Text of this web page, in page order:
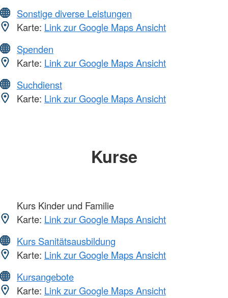
Sonstige diverse Leistungen
Karte: Link zur Google Maps Ansicht
Spenden
Karte: Link zur Google Maps Ansicht
Suchdienst
Karte: Link zur Google Maps Ansicht
Kurse
Kurs Kinder und Familie
Karte: Link zur Google Maps Ansicht
Kurs Sanitätsausbildung
Karte: Link zur Google Maps Ansicht
Kursangebote
Karte: Link zur Google Maps Ansicht